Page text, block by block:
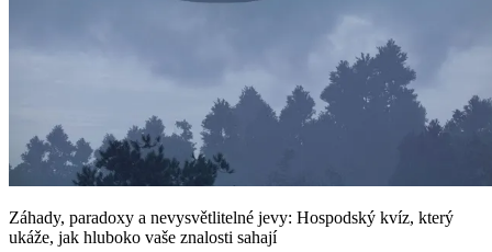
Záhady, paradoxy a nevysvětlitelné jevy: Hospodský kvíz, který
ukáže, jak hluboko vaše znalosti sahají